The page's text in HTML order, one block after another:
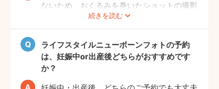
続きを読む
ないため、おくるみを巻いたショットの撮影
は実施いたしません。また、小物について
も、基本的にフォトグラファーからのご用意
はございません。おくるみや小物を使用する
撮影をご希望の場合は、ニューボーンフォト
ジャンルのご予約をお願いします。
ライフスタイルニューボーンフォトの予約
は、妊娠中or出産後どちらがおすすめです
か？